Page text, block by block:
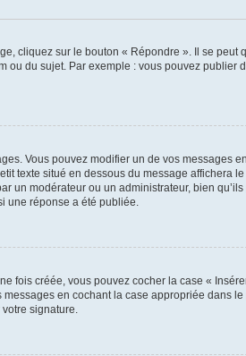
cliquez sur le bouton « Répondre ». Il se peut
ou du sujet. Par exemple : vous pouvez publier
Vous pouvez modifier un de vos messages
texte situé en dessous du message affichera
un modérateur ou un administrateur, bien
une réponse a été publiée.
fois créée, vous pouvez cocher la case «
en cochant la case appropriée dans
signature.